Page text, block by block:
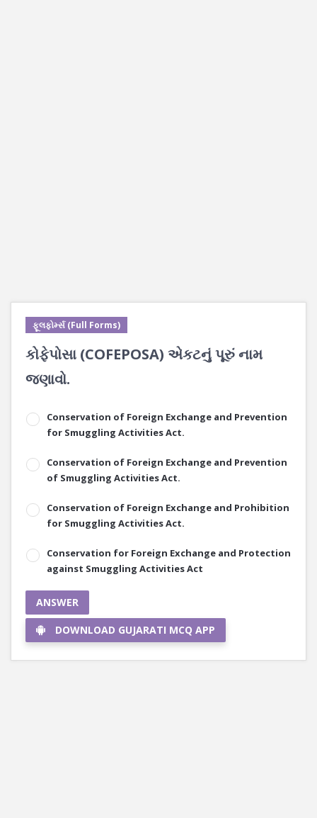
ફૂલફોર્મ્સ (Full Forms)
કોફેપોસા (COFEPOSA) એકટનું પૂરું નામ
જણાવો.
Conservation of Foreign Exchange and Prevention
for Smuggling Activities Act.
Conservation of Foreign Exchange and Prevention
of Smuggling Activities Act.
Conservation of Foreign Exchange and Prohibition
for Smuggling Activities Act.
Conservation for Foreign Exchange and Protection
against Smuggling Activities Act
ANSWER
DOWNLOAD GUJARATI MCQ APP